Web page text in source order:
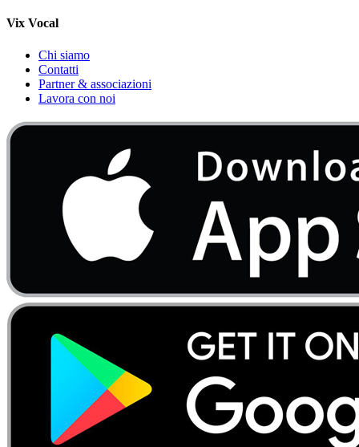
Vix Vocal
Chi siamo
Contatti
Partner & associazioni
Lavora con noi